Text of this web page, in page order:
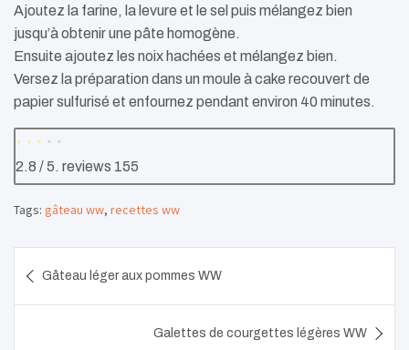
Ajoutez la farine, la levure et le sel puis mélangez bien
jusqu’à obtenir une pâte homogène.
Ensuite ajoutez les noix hachées et mélangez bien.
Versez la préparation dans un moule à cake recouvert de
papier sulfurisé et enfournez pendant environ 40 minutes.
2.8 / 5. reviews 155
Tags: gâteau ww, recettes ww
de
Gâteau léger aux pommes WW
Galettes de courgettes légères WW